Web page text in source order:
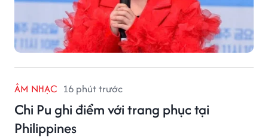
ÂM NHẠC 16 phút trước
Chi Pu ghi điểm với trang phục tại
Philippines